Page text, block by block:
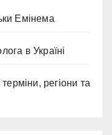
Емінема
в Україні
регіони та